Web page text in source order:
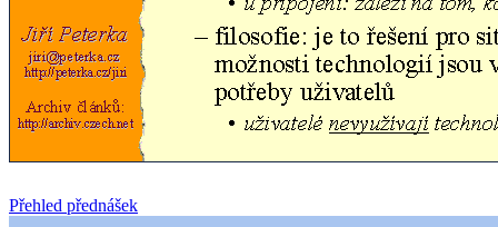
Přehled přednášek